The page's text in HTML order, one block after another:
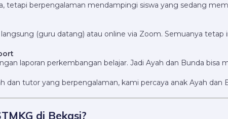
tetapi berpengalaman mendampingi siswa yang sedang
langsung (guru datang) atau online via Zoom. Semuanya
laporan perkembangan belajar. Jadi Ayah dan Bunda bisa
dan tutor yang berpengalaman, kami percaya anak Ayah dan
di Bekasi?